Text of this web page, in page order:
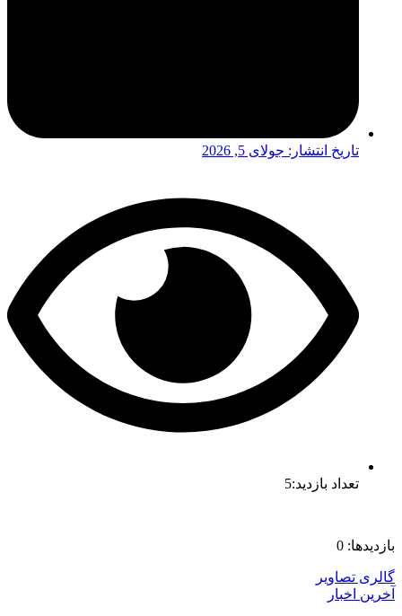
تاریخ انتشار: جولای 5, 2026
تعداد بازدید:5
بازدیدها: 0
گالری تصاویر
آخرین اخبار